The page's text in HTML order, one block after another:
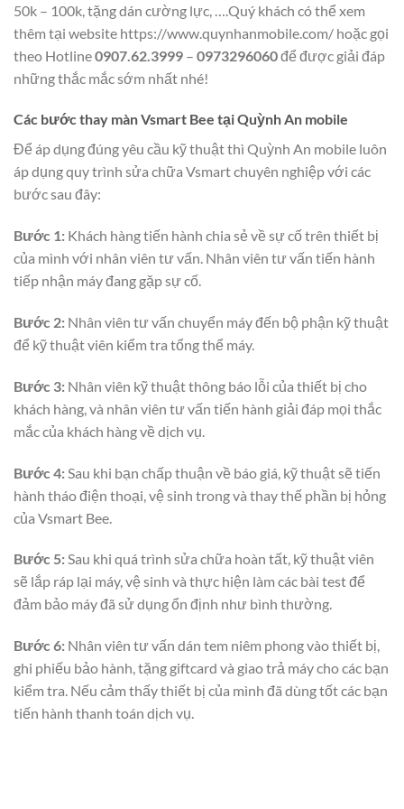
50k – 100k, tặng dán cường lực, ….Quý khách có thể xem
thêm tại website https://www.quynhanmobile.com/ hoặc gọi
theo Hotline0907.62.3999 – 0973296060để được giải đáp
những thắc mắc sớm nhất nhé!
Các bước thay màn Vsmart Bee tại Quỳnh An mobile
Để áp dụng đúng yêu cầu kỹ thuật thì Quỳnh An mobile luôn
áp dụng quy trình sửa chữa Vsmart chuyên nghiệp với các
bước sau đây:
Bước 1: Khách hàng tiến hành chia sẻ về sự cố trên thiết bị
của mình với nhân viên tư vấn. Nhân viên tư vấn tiến hành
tiếp nhận máy đang gặp sự cố.
Bước 2: Nhân viên tư vấn chuyển máy đến bộ phận kỹ thuật
để kỹ thuật viên kiểm tra tổng thể máy.
Bước 3: Nhân viên kỹ thuật thông báo lỗi của thiết bị cho
khách hàng, và nhân viên tư vấn tiến hành giải đáp mọi thắc
mắc của khách hàng về dịch vụ.
Bước 4: Sau khi bạn chấp thuận về báo giá, kỹ thuật sẽ tiến
hành tháo điện thoại, vệ sinh trong và thay thế phần bị hỏng
của Vsmart Bee.
Bước 5:Sau khi quá trình sửa chữa hoàn tất, kỹ thuật viên
sẽ lắp ráp lại máy, vệ sinh và thực hiện làm các bài test để
đảm bảo máy đã sử dụng ổn định như bình thường.
Bước 6: Nhân viên tư vấn dán tem niêm phong vào thiết bị,
ghi phiếu bảo hành, tặng giftcard và giao trả máy cho các bạn
kiểm tra. Nếu cảm thấy thiết bị của mình đã dùng tốt các bạn
tiến hành thanh toán dịch vụ.